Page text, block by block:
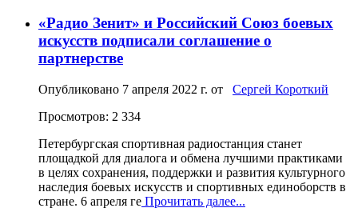
«Радио Зенит» и Российский Союз боевых
искусств подписали соглашение о
партнерстве
Опубликовано 7 апреля 2022 г. от Сергей Короткий
Просмотров: 2 334
Петербургская спортивная радиостанция станет
площадкой для диалога и обмена лучшими практиками
в целях сохранения, поддержки и развития культурного
наследия боевых искусств и спортивных единоборств в
стране. 6 апреля ге Прочитать далее...